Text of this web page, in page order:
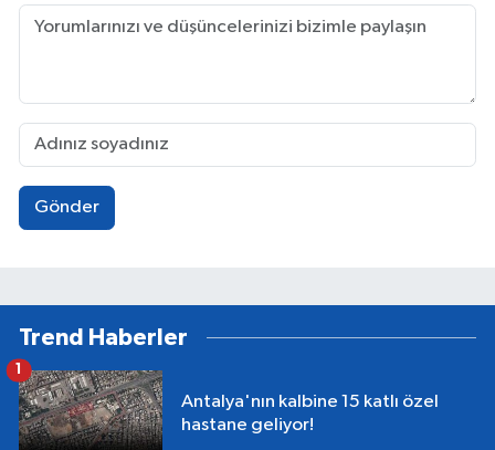
Gönder
Trend Haberler
Antalya'nın kalbine 15 katlı özel
hastane geliyor!
1